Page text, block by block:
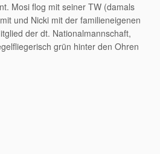
Mosi flog mit seiner TW (damals
und Nicki mit der familieneigenen
der dt. Nationalmannschaft,
grün hinter den Ohren